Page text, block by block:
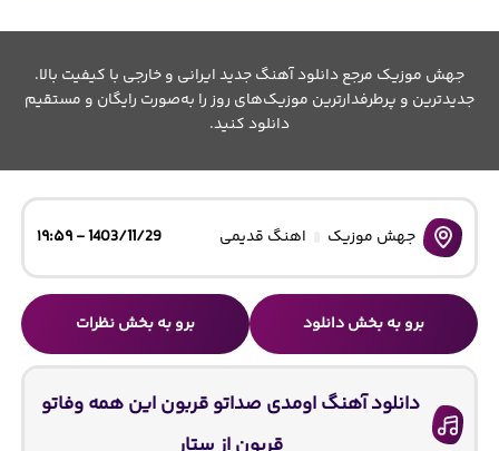
جهش موزیک مرجع دانلود آهنگ جدید ایرانی و خارجی با کیفیت بالا.
جدیدترین و پرطرفدارترین موزیک‌های روز را به‌صورت رایگان و مستقیم
دانلود کنید.
جهش موزیک اهنگ قدیمی 1403/11/29 - ۱۹:۵۹
برو به بخش دانلود برو به بخش نظرات
دانلود آهنگ اومدی صداتو قربون این همه وفاتو
قربون از ستار